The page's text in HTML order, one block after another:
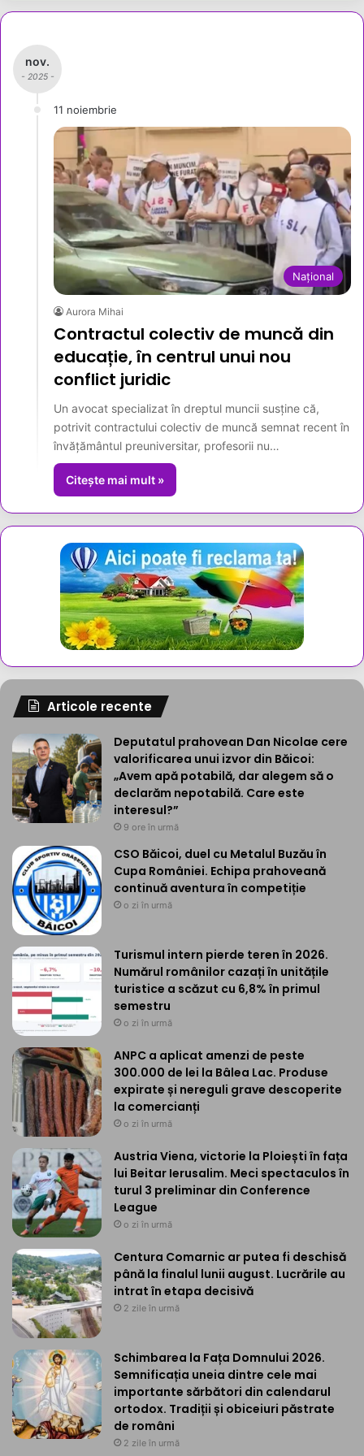
nov.
- 2025 -
11 noiembrie
Național
Aurora Mihai
Contractul colectiv de muncă din
educație, în centrul unui nou
conflict juridic
Un avocat specializat în dreptul muncii susține că,
potrivit contractului colectiv de muncă semnat recent în
învățământul preuniversitar, profesorii nu…
Citește mai mult »
Articole recente
Deputatul prahovean Dan Nicolae cere
valorificarea unui izvor din Băicoi:
„Avem apă potabilă, dar alegem să o
declarăm nepotabilă. Care este
interesul?”
9 ore în urmă
CSO Băicoi, duel cu Metalul Buzău în
Cupa României. Echipa prahoveană
continuă aventura în competiție
o zi în urmă
Turismul intern pierde teren în 2026.
Numărul românilor cazați în unitățile
turistice a scăzut cu 6,8% în primul
semestru
o zi în urmă
ANPC a aplicat amenzi de peste
300.000 de lei la Bâlea Lac. Produse
expirate și nereguli grave descoperite
la comercianți
o zi în urmă
Austria Viena, victorie la Ploiești în fața
lui Beitar Ierusalim. Meci spectaculos în
turul 3 preliminar din Conference
League
o zi în urmă
Centura Comarnic ar putea fi deschisă
până la finalul lunii august. Lucrările au
intrat în etapa decisivă
2 zile în urmă
Schimbarea la Fața Domnului 2026.
Semnificația uneia dintre cele mai
importante sărbători din calendarul
ortodox. Tradiții și obiceiuri păstrate
de români
2 zile în urmă